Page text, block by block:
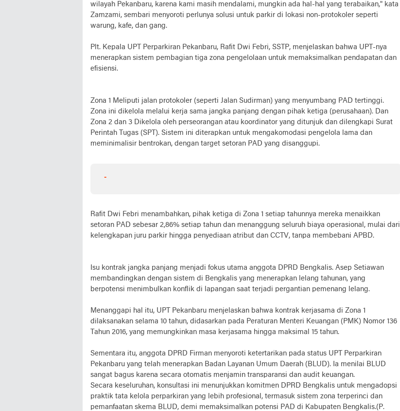
wilayah Pekanbaru, karena kami masih mendalami, mungkin ada hal-hal yang terabaikan," kata
Zamzami, sembari menyoroti perlunya solusi untuk parkir di lokasi non-protokoler seperti
warung, kafe, dan gang.
Plt. Kepala UPT Perparkiran Pekanbaru, Rafit Dwi Febri, SSTP, menjelaskan bahwa UPT-nya
menerapkan sistem pembagian tiga zona pengelolaan untuk memaksimalkan pendapatan dan
efisiensi.
Zona 1 Meliputi jalan protokoler (seperti Jalan Sudirman) yang menyumbang PAD tertinggi.
Zona ini dikelola melalui kerja sama jangka panjang dengan pihak ketiga (perusahaan). Dan
Zona 2 dan 3 Dikelola oleh perseorangan atau koordinator yang ditunjuk dan dilengkapi Surat
Perintah Tugas (SPT). Sistem ini diterapkan untuk mengakomodasi pengelola lama dan
meminimalisir bentrokan, dengan target setoran PAD yang disanggupi.
-
Rafit Dwi Febri menambahkan, pihak ketiga di Zona 1 setiap tahunnya mereka menaikkan
setoran PAD sebesar 2,86% setiap tahun dan menanggung seluruh biaya operasional, mulai dari
kelengkapan juru parkir hingga penyediaan atribut dan CCTV, tanpa membebani APBD.
Isu kontrak jangka panjang menjadi fokus utama anggota DPRD Bengkalis. Asep Setiawan
membandingkan dengan sistem di Bengkalis yang menerapkan lelang tahunan, yang
berpotensi menimbulkan konflik di lapangan saat terjadi pergantian pemenang lelang.
Menanggapi hal itu, UPT Pekanbaru menjelaskan bahwa kontrak kerjasama di Zona 1
dilaksanakan selama 10 tahun, didasarkan pada Peraturan Menteri Keuangan (PMK) Nomor 136
Tahun 2016, yang memungkinkan masa kerjasama hingga maksimal 15 tahun.
Sementara itu, anggota DPRD Firman menyoroti ketertarikan pada status UPT Perparkiran
Pekanbaru yang telah menerapkan Badan Layanan Umum Daerah (BLUD). Ia menilai BLUD
sangat bagus karena secara otomatis menjamin transparansi dan audit keuangan.
Secara keseluruhan, konsultasi ini menunjukkan komitmen DPRD Bengkalis untuk mengadopsi
praktik tata kelola perparkiran yang lebih profesional, termasuk sistem zona terperinci dan
pemanfaatan skema BLUD, demi memaksimalkan potensi PAD di Kabupaten Bengkalis.(P.